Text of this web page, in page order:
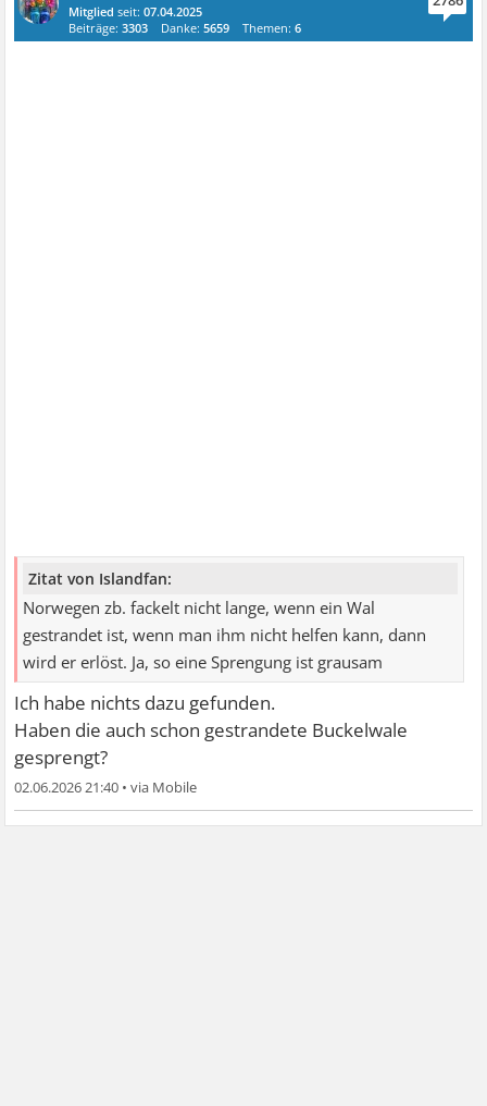
Mitglied seit:07.04.2025
Beiträge:3303 Danke:5659 Themen:6
Zitat von Islandfan:
Norwegen zb. fackelt nicht lange, wenn ein Wal
gestrandet ist, wenn man ihm nicht helfen kann, dann
wird er erlöst. Ja, so eine Sprengung ist grausam
Ich habe nichts dazu gefunden.
Haben die auch schon gestrandete Buckelwale
gesprengt?
02.06.2026 21:40 •